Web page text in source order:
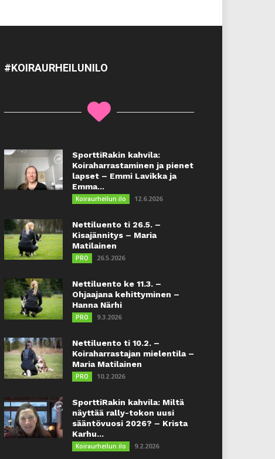
#KOIRAURHEILUNILO
SporttiRakin kahvila:
Koiraharrastaminen ja pienet
lapset – Emmi Lavikka ja
Emma...
Koiraurheilun ilo 12.6.2026
Nettiluento ti 26.5. –
Kisajännitys – Maria
Matilainen
PRO 26.5.2026
Nettiluento ke 11.3. –
Ohjaajana kehittyminen –
Hanna Närhi
PRO 9.3.2026
Nettiluento ti 10.2. –
Koiraharrastajan mielentila –
Maria Matilainen
PRO 10.2.2026
SporttiRakin kahvila: Miltä
näyttää rally-tokon uusi
sääntövuosi 2026? – Krista
Karhu...
Koiraurheilun ilo 9.2.2026